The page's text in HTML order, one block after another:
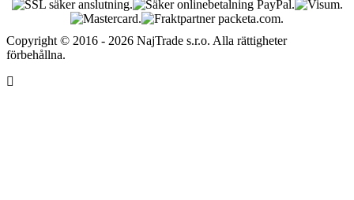
Copyright © 2016 - 2026 NajTrade s.r.o. Alla rättigheter
förbehållna.